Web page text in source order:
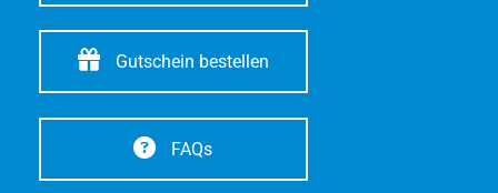
Gutschein bestellen
FAQs